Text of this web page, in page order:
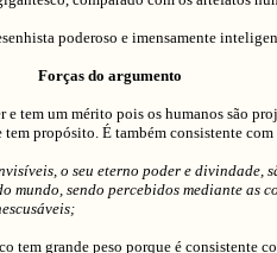
poderoso e imensamente
Forças do argumento
e tem um mérito pois os humanos são
tem propósito. É também consistente
o seu eterno poder e divindade,
mundo, sendo percebidos mediante as
tem grande peso porque é consistente